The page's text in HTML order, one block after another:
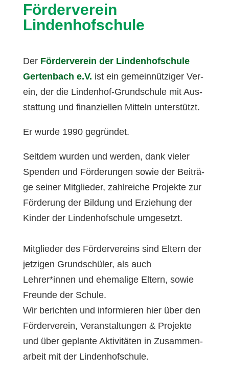
Förderverein
Lindenhofschule
Der För­der­ver­ein der Lin­den­hof­schu­le
Ger­ten­bach e.V. ist ein gemein­nüt­zi­ger Ver­
ein, der die Lin­den­hof-Grund­schu­le mit Aus­
stat­tung und finan­zi­el­len Mit­teln unter­stützt.
Er wur­de 1990 gegrün­det.
Seit­dem wur­den und wer­den, dank vie­ler
Spen­den und För­de­run­gen sowie der Bei­trä­
ge sei­ner Mit­glie­der, zahl­rei­che Pro­jek­te zur
För­de­rung der Bil­dung und Erzie­hung der
Kin­der der Lin­den­hof­schu­le umge­setzt.
Mit­glie­der des För­der­ver­eins sind Eltern der
jet­zi­gen Grund­schü­ler, als auch
Lehrer*innen und ehe­ma­li­ge Eltern, sowie
Freun­de der Schu­le.
Wir berich­ten und infor­mie­ren hier über den
För­der­ver­ein, Veran­staltungen & Pro­jek­te
und über geplan­te Akti­vi­tä­ten in Zusam­men­
ar­beit mit der Lin­den­hof­schu­le.